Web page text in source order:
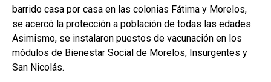
barrido casa por casa en las colonias Fátima y Morelos,
se acercó la protección a población de todas las edades.
Asimismo, se instalaron puestos de vacunación en los
módulos de Bienestar Social de Morelos, Insurgentes y
San Nicolás.